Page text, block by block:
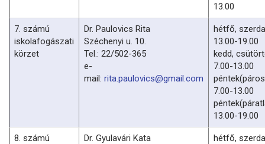
13.00
7. számú
iskolafogászati
körzet
Dr. Paulovics Rita
Széchenyi u. 10.
Tel.: 22/502-365
e-
mail: rita.paulovics@gmail.com
hétfő,
13.00-19.00
kedd,
7.00-13.00
7.00-13.00
13.00-19.00
8. számú
Dr. Gyulavári Kata
hétfő,